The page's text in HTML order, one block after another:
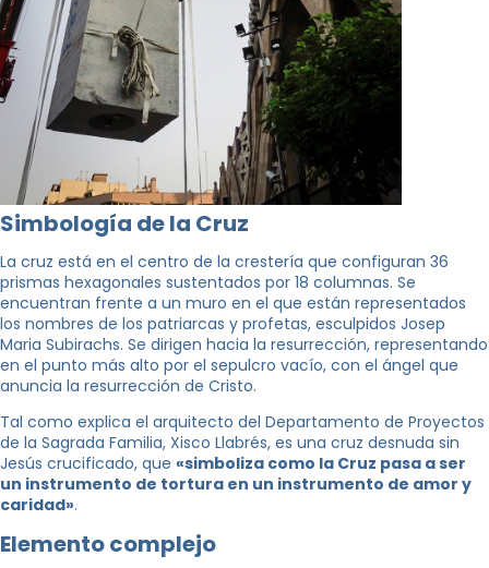
Simbología de la Cruz
La cruz está en el centro de la crestería que configuran 36
prismas hexagonales sustentados por 18 columnas. Se
encuentran frente a un muro en el que están representados
los nombres de los patriarcas y profetas, esculpidos Josep
Maria Subirachs. Se dirigen hacia la resurrección, representando
en el punto más alto por el sepulcro vacío, con el ángel que
anuncia la resurrección de Cristo.
Tal como explica el arquitecto del Departamento de Proyectos
de la Sagrada Familia, Xisco Llabrés, es una cruz desnuda sin
Jesús crucificado, que «simboliza como la Cruz pasa a ser
un instrumento de tortura en un instrumento de amor y
caridad».
Elemento complejo